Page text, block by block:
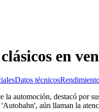
en
Datos técnicos
la automoción, destacó por
aún llaman la